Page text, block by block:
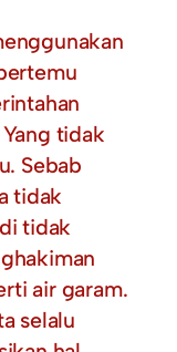
tidak
Sebab
tidak
tidak
air garam.
selalu